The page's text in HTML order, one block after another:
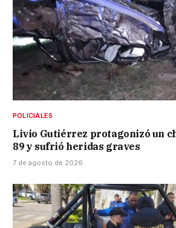
POLICIALES
Livio Gutiérrez protagonizó un
89 y sufrió heridas graves
7 de agosto de 2026